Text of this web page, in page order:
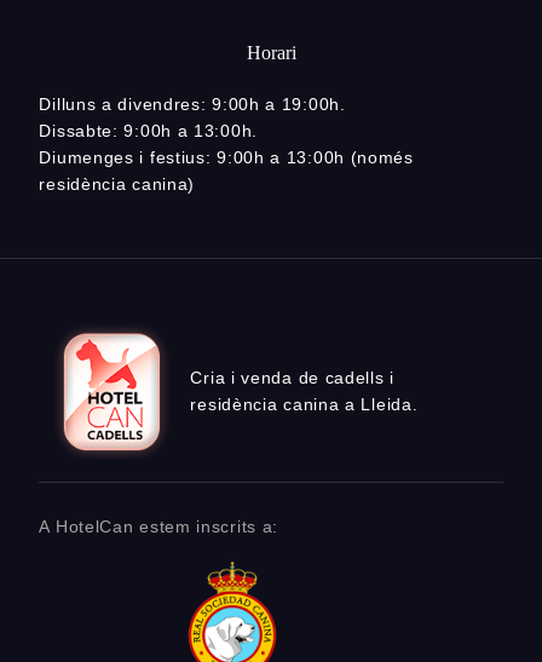
Horari
Dilluns a divendres: 9:00h a 19:00h.
Dissabte: 9:00h a 13:00h.
Diumenges i festius: 9:00h a 13:00h (només
residència canina)
Cria i venda de cadells i
residència canina a Lleida.
A HotelCan estem inscrits a: